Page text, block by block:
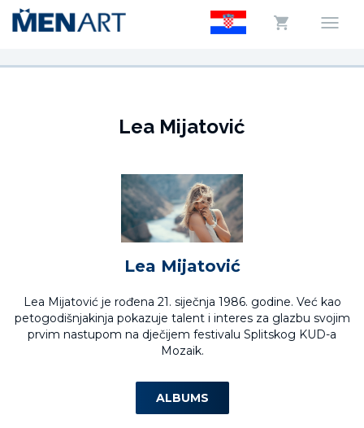
Lea Mijatović
Lea Mijatović
Lea Mijatović je rođena 21. siječnja 1986. godine. Već kao
petogodišnjakinja pokazuje talent i interes za glazbu svojim
prvim nastupom na dječijem festivalu Splitskog KUD-a
Mozaik.
ALBUMS